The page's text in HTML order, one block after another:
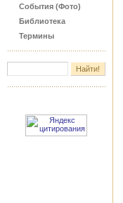
События (Фото)
Библиотека
Термины